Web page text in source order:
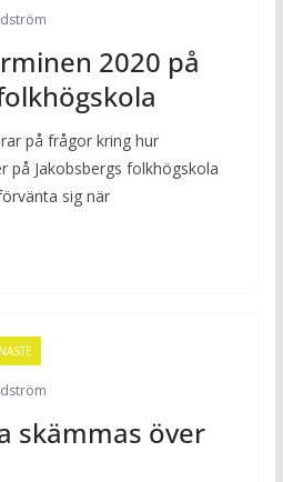
2020 på
på frågor kring hur
på Jakobsbergs folkhögskola
sig när
skämmas över